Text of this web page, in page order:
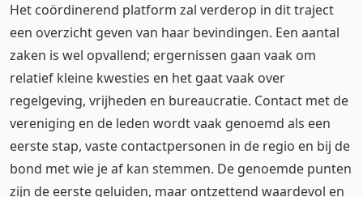
Het coördinerend platform zal verderop in dit traject
een overzicht geven van haar bevindingen. Een aantal
zaken is wel opvallend; ergernissen gaan vaak om
relatief kleine kwesties en het gaat vaak over
regelgeving, vrijheden en bureaucratie. Contact met de
vereniging en de leden wordt vaak genoemd als een
eerste stap, vaste contactpersonen in de regio en bij de
bond met wie je af kan stemmen. De genoemde punten
zijn de eerste geluiden, maar ontzettend waardevol en